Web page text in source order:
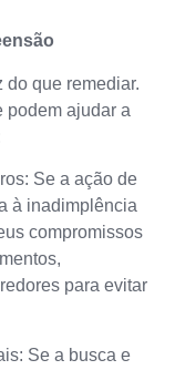
do que remediar.
podem ajudar a
Se a ação de
à inadimplência
compromissos
para evitar
Se a busca e